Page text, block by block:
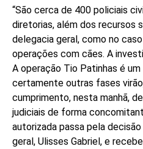
“São cerca de 400 policiais
diretorias, além dos recursos
delegacia geral, como no
operações com cães. A
A operação Tio Patinhas é
certamente outras fases
cumprimento, nesta manhã,
judiciais de forma
autorizada passa pela
geral, Ulisses Gabriel, e